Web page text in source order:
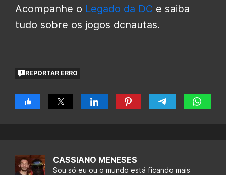
Acompanhe o Legado da DC e saiba
tudo sobre os jogos dcnautas.
REPORTAR ERRO
CASSIANO MENESES
Sou só eu ou o mundo está ficando mais